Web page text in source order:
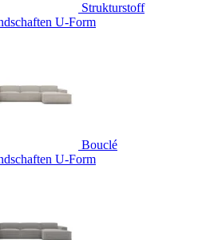
Strukturstoff
U-Form
Bouclé
U-Form